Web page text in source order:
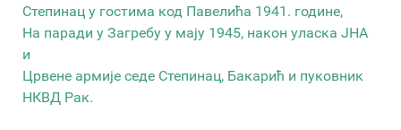
Степинац у гостима код Павелића 1941. године,
На паради у Загребу у мају 1945, након уласка ЈНА
и
Црвене армије седе Степинац, Бакарић и пуковник
НКВД Рак.